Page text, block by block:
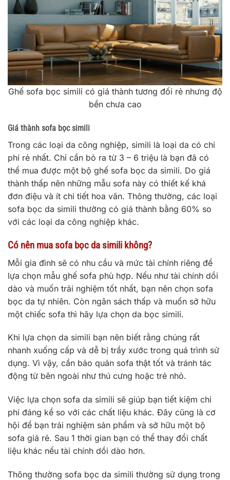
Ghế sofa bọc simili có giá thành tương đối rẻ nhưng độ
bền chưa cao
Giá thành sofa bọc simili
Trong các loại da công nghiệp, simili là loại da có chi
phí rẻ nhất. Chỉ cần bỏ ra từ 3 – 6 triệu là bạn đã có
thể mua được một bộ ghế sofa bọc da simili. Do giá
thành thấp nên những mẫu sofa này có thiết kế khá
đơn điệu và ít chi tiết hoa văn. Thông thường, các loại
sofa bọc da simili thường có giá thành bằng 60% so
với các loại da công nghiệp khác.
Có nên mua sofa bọc da simili không?
Mỗi gia đình sẽ có nhu cầu và mức tài chính riêng để
lựa chọn mẫu ghế sofa phù hợp. Nếu như tài chính dồi
dào và muốn trải nghiệm tốt nhất, bạn nên chọn sofa
bọc da tự nhiên. Còn ngân sách thấp và muốn sở hữu
một chiếc sofa thì hãy lựa chọn da bọc simili.
Khi lựa chọn da simili bạn nên biết rằng chúng rất
nhanh xuống cấp và dễ bị trầy xước trong quá trình sử
dụng. Vì vậy, cần bảo quản sofa thật tốt và tránh tác
động từ bên ngoài như thú cưng hoặc trẻ nhỏ.
Việc lựa chọn sofa da simili sẽ giúp bạn tiết kiệm chi
phí đáng kể so với các chất liệu khác. Đây cũng là cơ
hội để bạn trải nghiệm sản phẩm và sở hữu một bộ
sofa giá rẻ. Sau 1 thời gian bạn có thể thay đổi chất
liệu khác nếu tài chính dồi dào hơn.
Thông thường sofa bọc da simili thường sử dụng trong